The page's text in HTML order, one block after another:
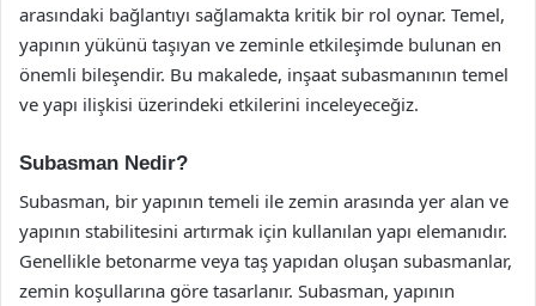
arasındaki bağlantıyı sağlamakta kritik bir rol oynar. Temel,
yapının yükünü taşıyan ve zeminle etkileşimde bulunan en
önemli bileşendir. Bu makalede, inşaat subasmanının temel
ve yapı ilişkisi üzerindeki etkilerini inceleyeceğiz.
Subasman Nedir?
Subasman, bir yapının temeli ile zemin arasında yer alan ve
yapının stabilitesini artırmak için kullanılan yapı elemanıdır.
Genellikle betonarme veya taş yapıdan oluşan subasmanlar,
zemin koşullarına göre tasarlanır. Subasman, yapının